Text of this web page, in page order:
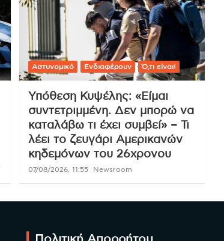
Αστυνομικό Ενδιαφέρουν Ό,τι είναι!
Υπόθεση Κυψέλης: «Είμαι
συντετριμμένη. Δεν μπορώ να
καταλάβω τι έχει συμβεί» – Τι
λέει το ζευγάρι Αμερικανών
κηδεμόνων του 26χρονου
07/08/2026, 11:55 Newsroom